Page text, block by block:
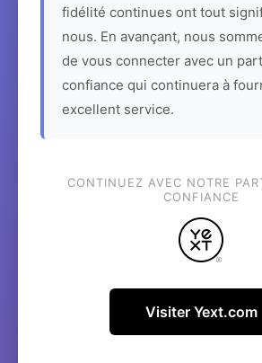
fidélité continues ont tout
nous. En avançant, nous
de vous connecter avec un
confiance qui continuera à
excellent service.
CONTINUEZ AVEC NOTRE
CONFIANCE
Visiter Yext.com